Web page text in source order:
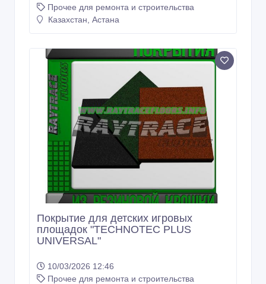
Прочее для ремонта и строительства
Казахстан, Астана
Покрытие для детских игровых
площадок "TECHNOTEC PLUS
UNIVERSAL"
10/03/2026 12:46
Прочее для ремонта и строительства